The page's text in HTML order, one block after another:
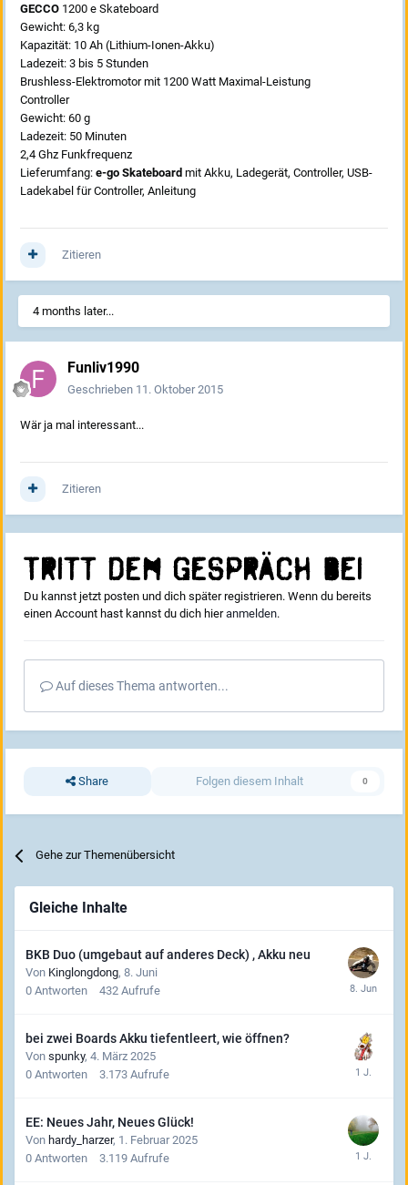
GECCO 1200 e Skateboard
Gewicht: 6,3 kg
Kapazität: 10 Ah (Lithium-Ionen-Akku)
Ladezeit: 3 bis 5 Stunden
Brushless-Elektromotor mit 1200 Watt Maximal-Leistung
Controller
Gewicht: 60 g
Ladezeit: 50 Minuten
2,4 Ghz Funkfrequenz
Lieferumfang: e-go Skateboard mit Akku, Ladegerät, Controller, USB-
Ladekabel für Controller, Anleitung
Zitieren
4 months later...
Funliv1990
Geschrieben 11. Oktober 2015
Wär ja mal interessant...
Zitieren
Tritt dem Gespräch bei
Du kannst jetzt posten und dich später registrieren. Wenn du bereits
einen Account hast kannst du dich hieranmelden.
Auf dieses Thema antworten...
Share Folgen diesem Inhalt 0
Gehe zur Themenübersicht
Gleiche Inhalte
BKB Duo (umgebaut auf anderes Deck) , Akku neu
Von Kinglongdong, 8. Juni
0 Antworten 432 Aufrufe
bei zwei Boards Akku tiefentleert, wie öffnen?
Von spunky, 4. März 2025
0 Antworten 3.173 Aufrufe
EE: Neues Jahr, Neues Glück!
Von hardy_harzer, 1. Februar 2025
0 Antworten 3.119 Aufrufe